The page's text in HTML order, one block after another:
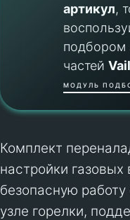
артикул,
подбором
частей
МОДУЛЬ
Комплект
настройки
безопасную
узле горелки,